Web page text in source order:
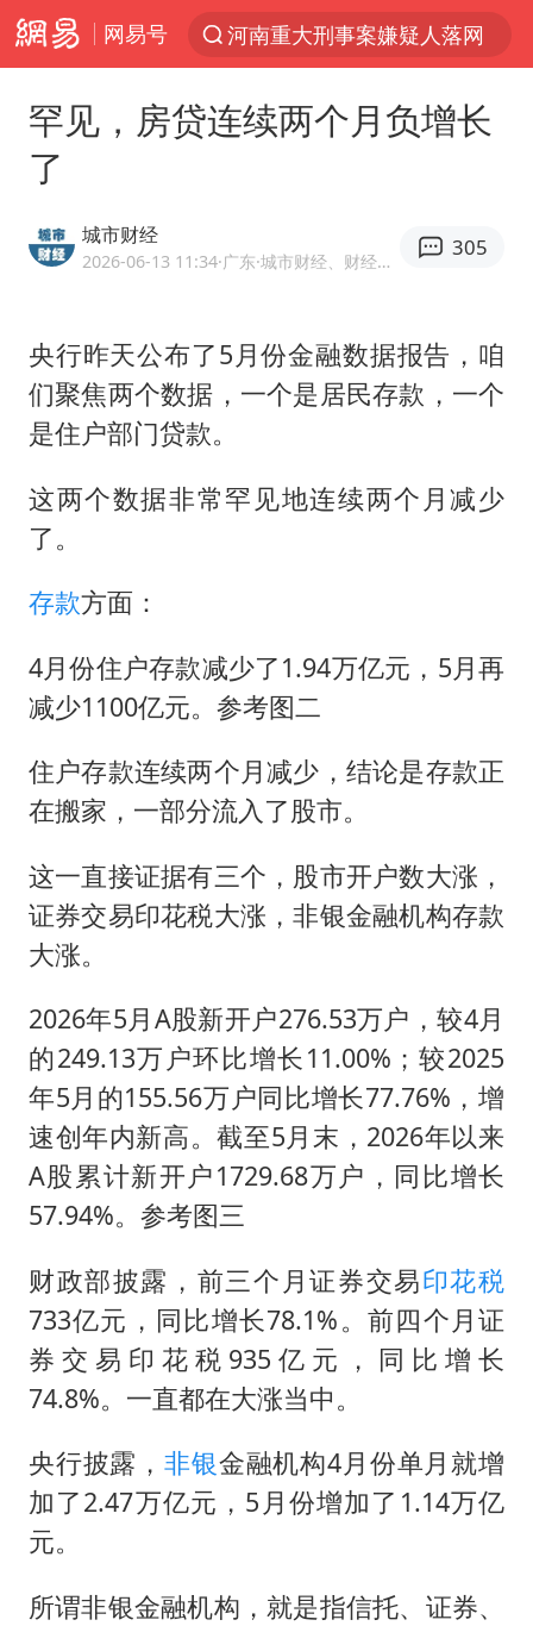
网易号
河南重大刑事案嫌疑人落网
西湖突现狂风暴雨 游客瞬间被浇透
视频丨中国东方电气集团原党组副书记、董事宋致远被查
白海豚将正面袭击贯穿浙江
酒店回应车内过夜被收150元
牛津大学一纸声明甩不了锅
西贝创始人贾国龙押注鲜羊赛道
多个明星演唱会取消
罕见，房贷连续两个月负增长
了
城市财经
2026-06-13 11:34·广东 ·城市财经、财经白话创始人
305
央行昨天公布了5月份金融数据报告，咱
们聚焦两个数据，一个是居民存款，一个
是住户部门贷款。
这两个数据非常罕见地连续两个月减少
了。
存款方面：
4月份住户存款减少了1.94万亿元，5月再
减少1100亿元。参考图二
住户存款连续两个月减少，结论是存款正
在搬家，一部分流入了股市。
这一直接证据有三个，股市开户数大涨，
证券交易印花税大涨，非银金融机构存款
大涨。
2026年5月A股新开户276.53万户，较4月
的249.13万户环比增长11.00%；较2025
年5月的155.56万户同比增长77.76%，增
速创年内新高。截至5月末，2026年以来
A股累计新开户1729.68万户，同比增长
57.94%。参考图三
财政部披露，前三个月证券交易印花税
733亿元，同比增长78.1%。前四个月证
券交易印花税935亿元，同比增长
74.8%。一直都在大涨当中。
央行披露，非银金融机构4月份单月就增
加了2.47万亿元，5月份增加了1.14万亿
元。
所谓非银金融机构，就是指信托、证券、